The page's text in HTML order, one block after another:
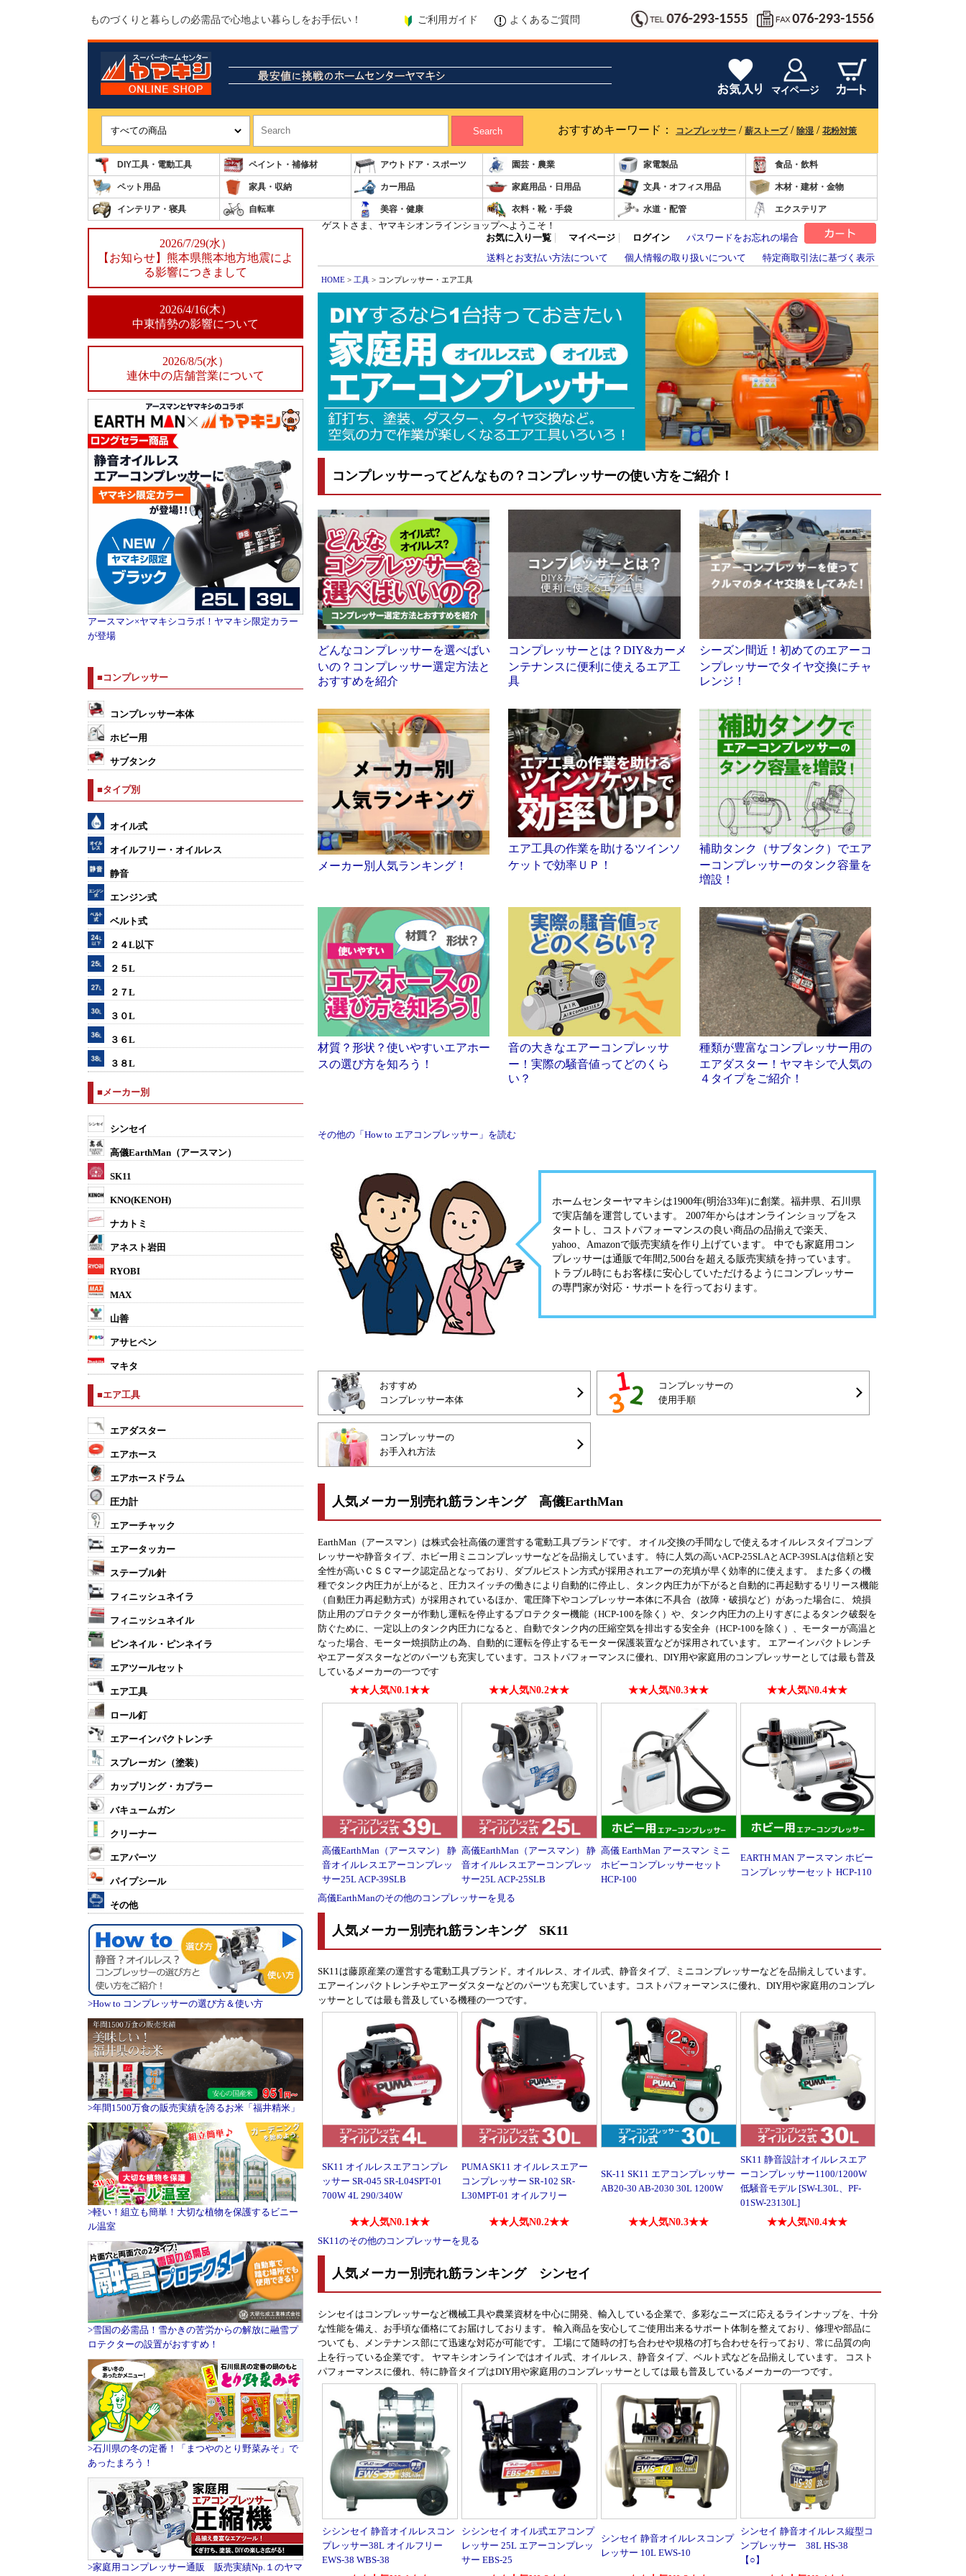
ものづくりと暮らしの必需品で心地よい暮らしをお手伝い！ ご利用ガイド よくあるご質問
Search おすすめキーワード： コンプレッサー / 薪ストーブ/ 除湿 / 花粉対策
DIY工具・電動工具 ペイント・補修材 アウトドア・スポーツ 園芸・農業 家電製品 食品・飲料
ペット用品 家具・収納 カー用品 家庭用品・日用品 文具・オフィス用品 木材・建材・金物
インテリア・寝具 自転車 美容・健康 衣料・靴・手袋 水道・配管 エクステリア
2026/7/29(水）
【お知らせ】熊本県熊本地方地震によ
る影響につきまして
2026/4/16(木）
中東情勢の影響について
2026/8/5(水）
連休中の店舗営業について
アースマン×ヤマキシコラボ！ヤマキシ限定カラー
が登場
■コンプレッサー
コンプレッサー本体
ホビー用
サブタンク
■タイプ別
オイル式
オイルフリー・オイルレス
静音
エンジン式
ベルト式
２４L以下
２５L
２７L
３０L
３６L
３８L
■メーカー別
シンセイ
高儀EarthMan（アースマン）
SK11
KNO(KENOH)
ナカトミ
アネスト岩田
RYOBI
MAX
山善
アサヒペン
マキタ
■エア工具
エアダスター
エアホース
エアホースドラム
圧力計
エアーチャック
エアータッカー
ステープル針
フィニッシュネイラ
フィニッシュネイル
ピンネイル・ピンネイラ
エアツールセット
エア工具
ロール釘
エアーインパクトレンチ
スプレーガン（塗装）
カップリング・カプラー
バキュームガン
クリーナー
エアパーツ
パイプシール
その他
>How to コンプレッサーの選び方＆使い方
>年間1500万食の販売実績を誇るお米「福井精米」
>軽い！組立も簡単！大切な植物を保護するビニー
ル温室
>雪国の必需品！雪かきの苦労からの解放に融雪プ
ロテクターの設置がおすすめ！
>石川県の冬の定番！「まつやのとり野菜みそ」で
あったまろう！
>家庭用コンプレッサー通販 販売実績Np.１のヤマ
ゲストさま、ヤマキシオンラインショップへようこそ！
お気に入り一覧
マイページ ログイン
パスワードをお忘れの場合
送料とお支払い方法について
個人情報の取り扱いについて 特定商取引法に基づく表示
HOME > 工具 > コンプレッサー・エア工具
コンプレッサーってどんなもの？コンプレッサーの使い方をご紹介！
どんなコンプレッサーを選べばい
いの？コンプレッサー選定方法と
おすすめを紹介
コンプレッサーとは？DIY&カーメ
ンテナンスに便利に使えるエア工
具
シーズン間近！初めてのエアーコ
ンプレッサーでタイヤ交換にチャ
レンジ！
メーカー別人気ランキング！
エア工具の作業を助けるツインソ
ケットで効率ＵＰ！
補助タンク（サブタンク）でエア
ーコンプレッサーのタンク容量を
増設！
材質？形状？使いやすいエアホー
スの選び方を知ろう！
音の大きなエアーコンプレッサ
ー！実際の騒音値ってどのくら
い？
種類が豊富なコンプレッサー用の
エアダスター！ヤマキシで人気の
４タイプをご紹介！
その他の「How to エアコンプレッサー」を読む
ホームセンターヤマキシは1900年(明治33年)に創業。福井県、石川県
で実店舗を運営しています。 2007年からはオンラインショップをス
タートし、コストパフォーマンスの良い商品の品揃えで楽天、
yahoo、Amazonで販売実績を作り上げています。 中でも家庭用コン
プレッサーは通販で年間2,500台を超える販売実績を持っています。
トラブル時にもお客様に安心していただけるようにコンプレッサー
の専門家が対応・サポートを行っております。
おすすめ
コンプレッサー本体
コンプレッサーの
使用手順
コンプレッサーの
お手入れ方法
人気メーカー別売れ筋ランキング 高儀EarthMan
EarthMan（アースマン）は株式会社高儀の運営する電動工具ブランドです。 オイル交換の手間なしで使えるオイルレスタイプコンプ
レッサーや静音タイプ、ホビー用ミニコンプレッサーなどを品揃えしています。 特に人気の高いACP-25SLAとACP-39SLAは信頼と安
全性が高いＣＳＣマーク認定品となっており、ダブルピストン方式が採用されエアーの充填が早く効率的に使えます。 また多くの機
種でタンク内圧力が上がると、圧力スイッチの働きにより自動的に停止し、タンク内圧力が下がると自動的に再起動するリリース機能
（自動圧力再起動方式）が採用されているほか、電圧降下やコンプレッサー本体に不具合（故障・破損など）があった場合に、 焼損
防止用のプロテクターが作動し運転を停止するプロテクター機能（HCP-100を除く）や、タンク内圧力の上りすぎによるタンク破裂を
防ぐために、一定以上のタンク内圧力になると、自動でタンク内の圧縮空気を排出する安全弁（HCP-100を除く）、モーターが高温と
なった場合、モーター焼損防止の為、自動的に運転を停止するモーター保護装置などが採用されています。 エアーインパクトレンチ
やエアーダスターなどのパーツも充実しています。コストパフォーマンスに優れ、DIY用や家庭用のコンプレッサーとしては最も普及
しているメーカーの一つです
★★人気N0.1★★ ★★人気N0.2★★ ★★人気N0.3★★ ★★人気N0.4★★
高儀EarthMan（アースマン） 静
音オイルレスエアーコンプレッ
サー25L ACP-39SLB
高儀EarthMan（アースマン） 静
音オイルレスエアーコンプレッ
サー25L ACP-25SLB
高儀 EarthMan アースマン ミニ
ホビーコンプレッサーセット
HCP-100
EARTH MAN アースマン ホビー
コンプレッサーセット HCP-110
高儀EarthManのその他のコンプレッサーを見る
人気メーカー別売れ筋ランキング SK11
SK11は藤原産業の運営する電動工具ブランド。オイルレス、オイル式、静音タイプ、ミニコンプレッサーなどを品揃えしています。
エアーインパクトレンチやエアーダスターなどのパーツも充実しています。コストパフォーマンスに優れ、DIY用や家庭用のコンプレ
ッサーとしては最も普及している機種の一つです。
SK11 オイルレスエアコンプレ
ッサー SR-045 SR-L04SPT-01
700W 4L 290/340W
PUMA SK11 オイルレスエアー
コンプレッサー SR-102 SR-
L30MPT-01 オイルフリー
SK-11 SK11 エアコンプレッサー
AB20-30 AB-2030 30L 1200W
SK11 静音設計オイルレスエア
ーコンプレッサー1100/1200W
低騒音モデル [SW-L30L、PF-
01SW-23130L]
★★人気N0.1★★ ★★人気N0.2★★ ★★人気N0.3★★ ★★人気N0.4★★
SK11のその他のコンプレッサーを見る
人気メーカー別売れ筋ランキング シンセイ
シンセイはコンプレッサーなど機械工具や農業資材を中心に開発、輸入している企業で、多彩なニーズに応えるラインナップを、十分
な性能を備え、お手頃な価格にてお届けしております。 輸入商品を安心してご使用出来るサポート体制を整えており、修理や部品に
ついても、メンテナンス部にて迅速な対応が可能です。 工場にて随時の打ち合わせや規格の打ち合わせを行っており、常に品質の向
上を行っている企業です。 ヤマキシオンラインではオイル式、オイルレス、静音タイプ、ベルト式などを品揃えしています。 コスト
パフォーマンスに優れ、特に静音タイプはDIY用や家庭用のコンプレッサーとしては最も普及しているメーカーの一つです。
シシンセイ 静音オイルレスコン
プレッサー38L オイルフリー
EWS-38 WBS-38
シシンセイ オイル式エアコンプ
レッサー 25L エアーコンプレッ
サー EBS-25
シンセイ 静音オイルレスコンプ
レッサー 10L EWS-10
シンセイ 静音オイルレス縦型コ
ンプレッサー 38L HS-38
【○】